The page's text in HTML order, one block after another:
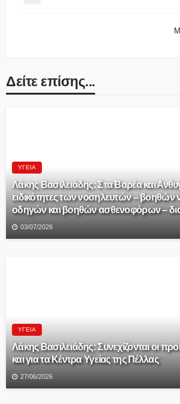
Δείτε επίσης...
ΥΓΕΊΑ
Λάκης Βασιλειάδης: Στα Βαρέα και
ειδικότητες των νοσηλευτών – βοηθών
οδηγών και βοηθών ασθενοφόρων –
03/07/2026
ΥΓΕΊΑ
Λάκης Βασιλειάδης: Συνεχίζονται οι
και για τα Κέντρα Υγείας της Πέλλας
27/06/2026